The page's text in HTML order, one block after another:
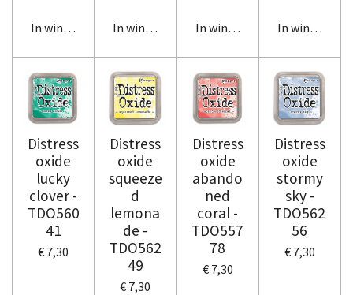
In winkelwagenIn winkelwagenIn winkelwagenIn
Distress
oxide
lucky
clover -
TDO560
41
€ 7,30
Distress
oxide
squeeze
d
lemona
de -
TDO562
49
€ 7,30
Distress
oxide
abando
ned
coral -
TDO557
78
€ 7,30
Distress
oxide
stormy
sky -
TDO562
56
€ 7,30